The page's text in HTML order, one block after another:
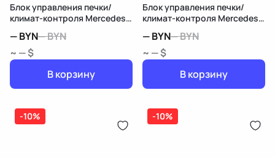
Блок управления печки/
климат-контроля Mercedes-
—BYN—BYN
~ — $
В корзину
Блок управления печки/
климат-контроля Mercedes-
—BYN—BYN
~ — $
В корзину
-10% -10%